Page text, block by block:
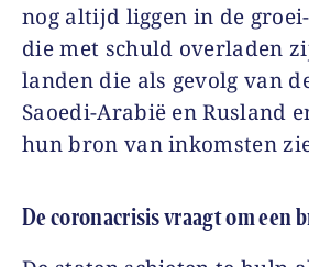
nog altijd liggen in de
die met schuld overladen
landen die als gevolg van
Saoedi-Arabië en Rusland
hun bron van inkomsten
De coronacrisis vraagt om een